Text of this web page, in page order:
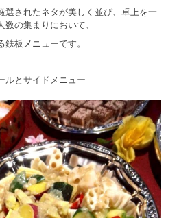
選されたネタが美しく並び、卓上を一
の集まりにおいて、
板メニューです。
ルとサイドメニュー